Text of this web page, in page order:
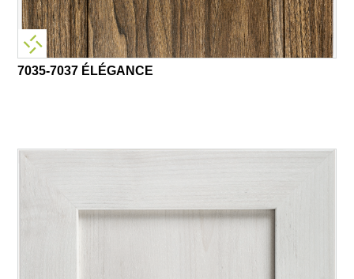
7035-7037 ÉLÉGANCE